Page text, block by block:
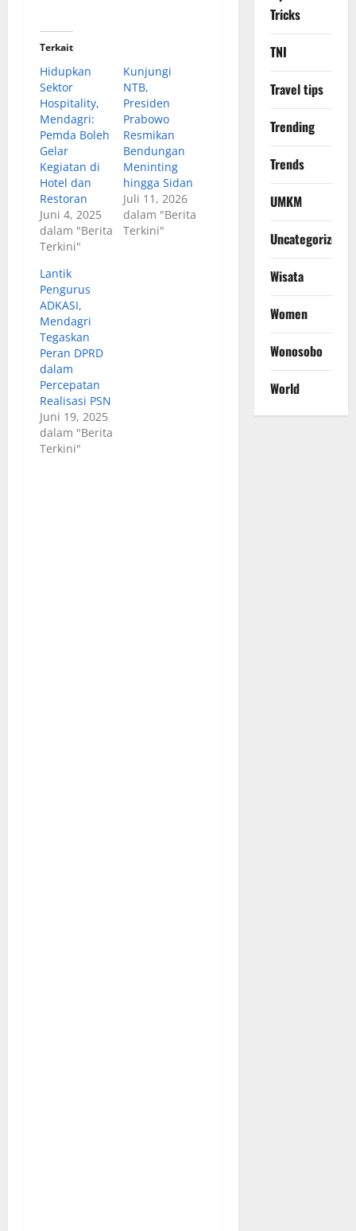
Terkait
Hidupkan
Sektor
Hospitality,
Mendagri:
Pemda Boleh
Gelar
Kegiatan di
Hotel dan
Restoran
Juni 4, 2025
dalam "Berita
Terkini"
Kunjungi
NTB,
Presiden
Prabowo
Resmikan
Bendungan
Meninting
hingga Sidan
Juli 11, 2026
dalam "Berita
Terkini"
Lantik
Pengurus
ADKASI,
Mendagri
Tegaskan
Peran DPRD
dalam
Percepatan
Realisasi PSN
Juni 19, 2025
dalam "Berita
Terkini"
Tricks
TNI
Travel tips
Trending
Trends
UMKM
Uncategorized
Wisata
Women
Wonosobo
World